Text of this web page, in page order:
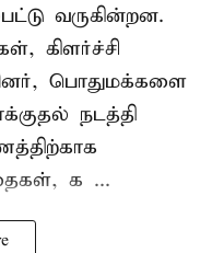
வருகின்றன.
கிளர்ச்சி
பொதுமக்களை
நடத்தி
க ...